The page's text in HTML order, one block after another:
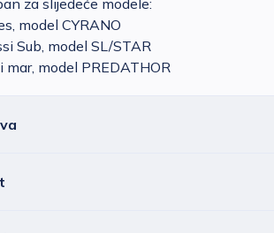
za slijedeće modele:
model CYRANO
Sub, model SL/STAR
mar, model PREDATHOR